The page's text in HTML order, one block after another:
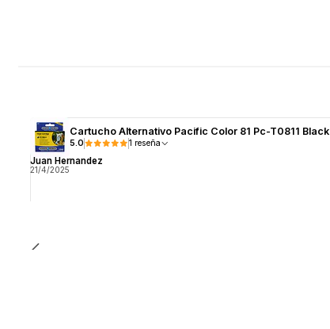
Cartucho Alternativo Pacific Color 81 Pc-T0811 Black
5.0 1 reseña
Juan Hernandez
21/4/2025